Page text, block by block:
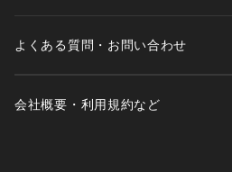
よくある質問・お問い合わせ
会社概要・利用規約など